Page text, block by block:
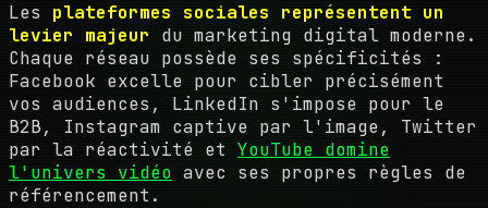
Les plateformes sociales représentent un
levier majeur du marketing digital moderne.
Chaque réseau possède ses spécificités :
Facebook excelle pour cibler précisément
vos audiences, LinkedIn s'impose pour le
B2B, Instagram captive par l'image, Twitter
par la réactivité et YouTube domine
l'univers vidéo avec ses propres règles de
référencement.